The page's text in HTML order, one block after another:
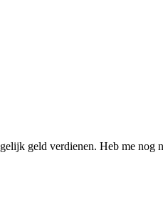
geld verdienen. Heb me nog